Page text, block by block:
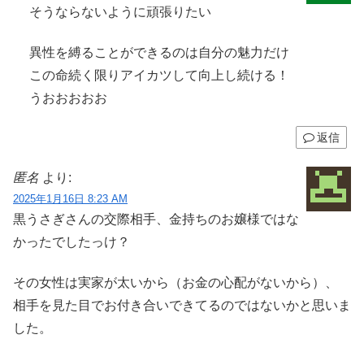
そうならないように頑張りたい
異性を縛ることができるのは自分の魅力だけ
この命続く限りアイカツして向上し続ける！
うおおおおお
返信
匿名 より:
2025年1月16日 8:23 AM
黒うさぎさんの交際相手、金持ちのお嬢様ではな
かったでしたっけ？
その女性は実家が太いから（お金の心配がないから）、
相手を見た目でお付き合いできてるのではないかと思いま
した。